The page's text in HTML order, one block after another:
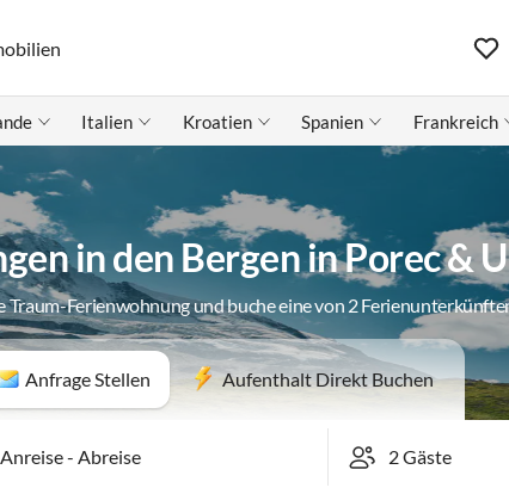
Italien Kroatien Spanien Frankreich
in den Bergen in Porec &
Traum-Ferienwohnung und buche eine von 2
Anfrage Stellen Aufenthalt Direkt Buchen
Anreise- Abreise